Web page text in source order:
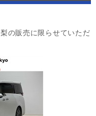
の販売に限らせていただ